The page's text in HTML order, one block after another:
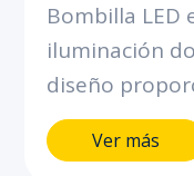
Bombilla
iluminación
diseño proporciona
iluminación
90% deVer más